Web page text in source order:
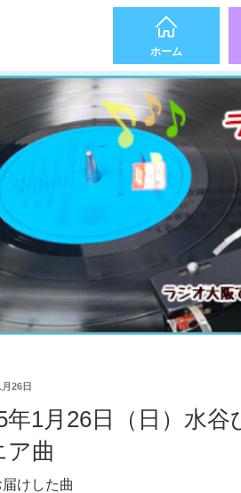
ホーム
26日
年1月26日（日）水
ア曲
けした曲